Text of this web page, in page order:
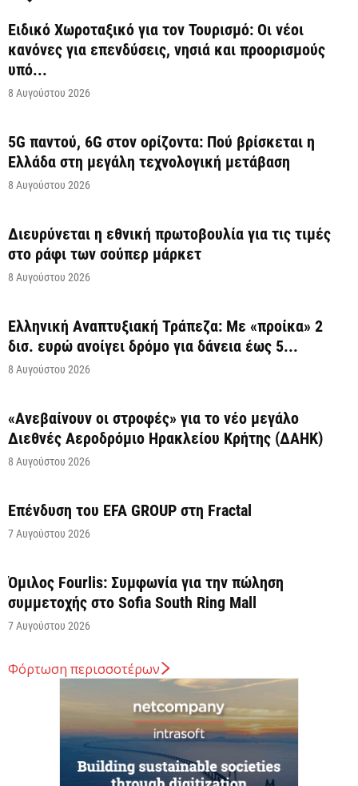
Ειδικό Χωροταξικό για τον Τουρισμό: Οι νέοι
κανόνες για επενδύσεις, νησιά και προορισμούς
υπό...
8 Αυγούστου 2026
5G παντού, 6G στον ορίζοντα: Πού βρίσκεται η
Ελλάδα στη μεγάλη τεχνολογική μετάβαση
8 Αυγούστου 2026
Διευρύνεται η εθνική πρωτοβουλία για τις τιμές
στο ράφι των σούπερ μάρκετ
8 Αυγούστου 2026
Ελληνική Αναπτυξιακή Τράπεζα: Με «προίκα» 2
δισ. ευρώ ανοίγει δρόμο για δάνεια έως 5...
8 Αυγούστου 2026
«Ανεβαίνουν οι στροφές» για το νέο μεγάλο
Διεθνές Αεροδρόμιο Ηρακλείου Κρήτης (ΔΑΗΚ)
8 Αυγούστου 2026
Επένδυση του EFA GROUP στη Fractal
7 Αυγούστου 2026
Όμιλος Fourlis: Συμφωνία για την πώληση
συμμετοχής στο Sofia South Ring Mall
7 Αυγούστου 2026
Σταύρος Καλαφάτης: «Έχουμε δημιουργήσει 20.000
νέες θέσεις εργασίας υψηλής εξειδίκευσης τα
τελευταία επτά χρόνια...
7 Αυγούστου 2026
Φόρτωση περισσοτέρων